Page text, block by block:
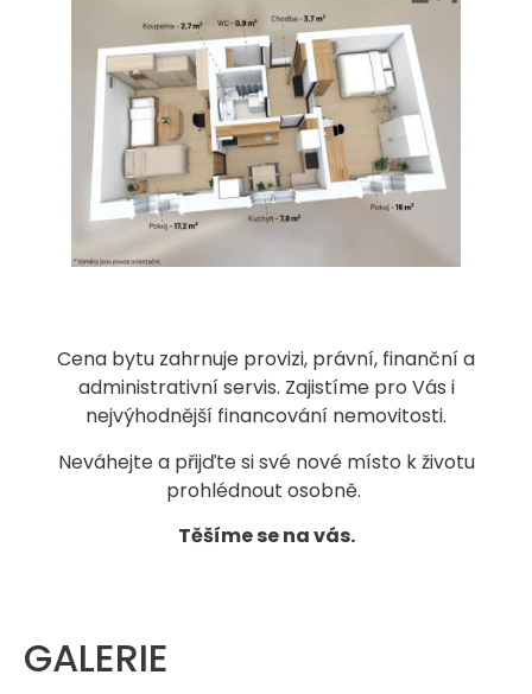
Cena bytu zahrnuje provizi, právní, finanční a
administrativní servis. Zajistíme pro Vás i
nejvýhodnější financování nemovitosti.
Neváhejte a přijďte si své nové místo k životu
prohlédnout osobně.
Těšíme se na vás.
GALERIE